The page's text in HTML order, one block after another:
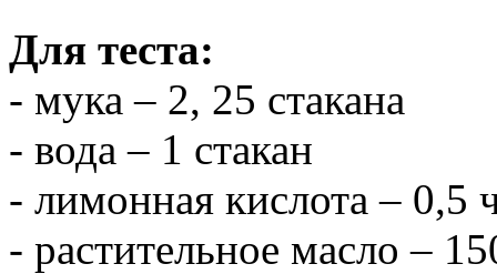
Для теста:
- мука – 2, 25 стакана
- вода – 1 стакан
- лимонная кислота – 0,5
- растительное масло –